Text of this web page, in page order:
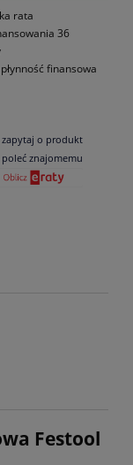
rata
36
finansowa
zapytaj o produkt
poleć znajomemu
Festool